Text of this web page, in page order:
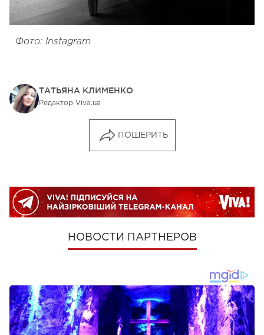
Фото: Instagram
ТАТЬЯНА КЛИМЕНКО
Редактор Viva.ua
ПОШЕРИТЬ
НОВОСТИ ПАРТНЕРОВ